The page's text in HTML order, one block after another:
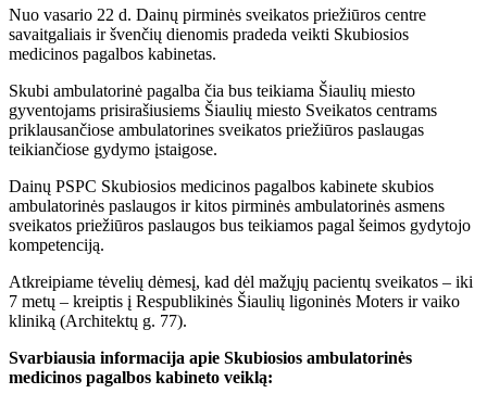
Nuo vasario 22 d. Dainų pirminės sveikatos priežiūros centre
savaitgaliais ir švenčių dienomis pradeda veikti Skubiosios
medicinos pagalbos kabinetas.
Skubi ambulatorinė pagalba čia bus teikiama Šiaulių miesto
gyventojams prisirašiusiems Šiaulių miesto Sveikatos centrams
priklausančiose ambulatorines sveikatos priežiūros paslaugas
teikiančiose gydymo įstaigose.
Dainų PSPC Skubiosios medicinos pagalbos kabinete skubios
ambulatorinės paslaugos ir kitos pirminės ambulatorinės asmens
sveikatos priežiūros paslaugos bus teikiamos pagal šeimos gydytojo
kompetenciją.
Atkreipiame tėvelių dėmesį, kad dėl mažųjų pacientų sveikatos – iki
7 metų – kreiptis į Respublikinės Šiaulių ligoninės Moters ir vaiko
kliniką (Architektų g. 77).
Svarbiausia informacija apie Skubiosios ambulatorinės
medicinos pagalbos kabineto veiklą: